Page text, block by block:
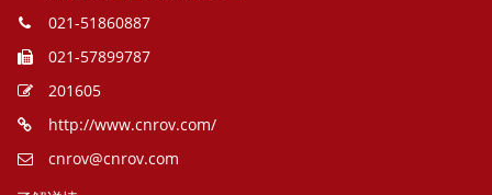
021-51860887
021-57899787
201605
http://www.cnrov.com/
cnrov@cnrov.com